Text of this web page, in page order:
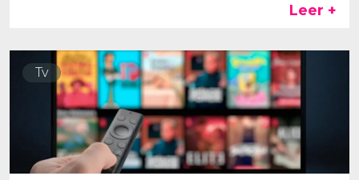
Leer +
Tv